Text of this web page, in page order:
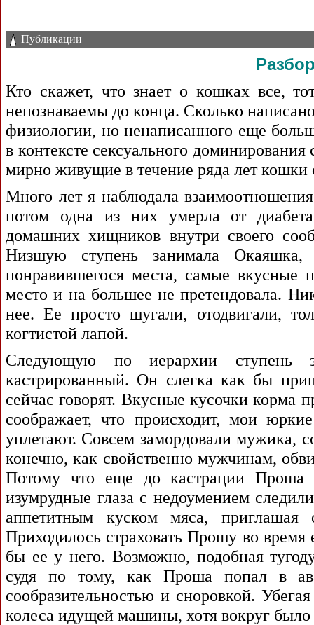
Публикации
Кто скажет, что знает о кошках все,
непознаваемы до конца. Сколько
физиологии, но ненаписанного еще
в контексте сексуального
мирно живущие в течение ряда лет кошки
Много лет я наблюдала
потом одна из них умерла от
домашних хищников внутри своего
Низшую ступень занимала
понравившегося места, самые вкусные
место и на большее не претендовала.
нее. Ее просто шугали, отодвигали,
когтистой лапой.
Следующую по иерархии ступень
кастрированный. Он слегка как бы
сейчас говорят. Вкусные кусочки корма
соображает, что происходит, мои
уплетают. Совсем замордовали мужика,
конечно, как свойственно мужчинам,
Потому что еще до кастрации Проша
изумрудные глаза с недоумением
аппетитным куском мяса,
Приходилось страховать Прошу во
бы ее у него. Возможно, подобная
судя по тому, как Проша попал в
сообразительностью и сноровкой.
колеса идущей машины, хотя вокруг